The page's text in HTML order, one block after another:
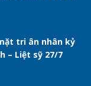
tri ân nhân kỷ
– Liệt sỹ 27/7